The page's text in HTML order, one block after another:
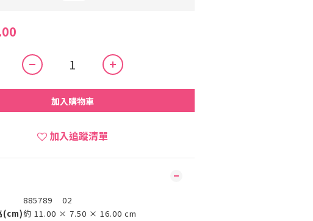
加入購物車
加入追蹤清單
885789 02
(cm)約 11.00 × 7.50 × 16.00 cm